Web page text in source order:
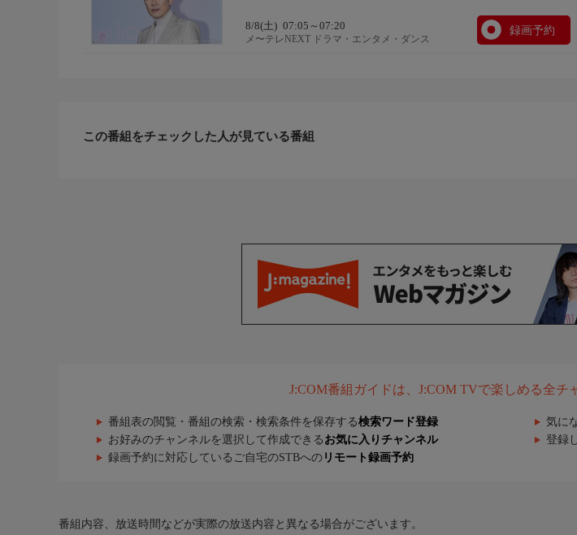
8/8(土) 07:05～07:20
メ〜テレNEXT ドラマ・エンタメ・ダンス
録画予約
この番組をチェックした人が見ている番組
J:COM番組ガイドは、J:COM TVで楽しめる全チ
番組表の閲覧・番組の検索・検索条件を保存する検索ワード登録 気に
お好みのチャンネルを選択して作成できる お気に入りチャンネル 登録
録画予約に対応しているご自宅のSTBへの リモート録画予約
番組内容、放送時間などが実際の放送内容と異なる場合がございます。